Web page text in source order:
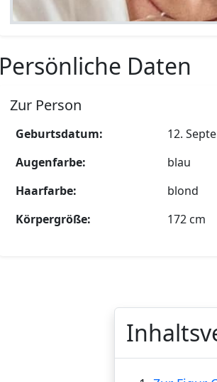
Persönliche Daten
Zur Person
Geburtsdatum:
12.
Augenfarbe:
blau
Haarfarbe:
blond
Körpergröße:
172 cm